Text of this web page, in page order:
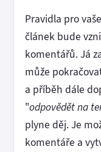
Pravidla pro
článek bude
komentářů. Já
může
a příběh dále
"odpovědět na
plyne děj. Je
komentáře a